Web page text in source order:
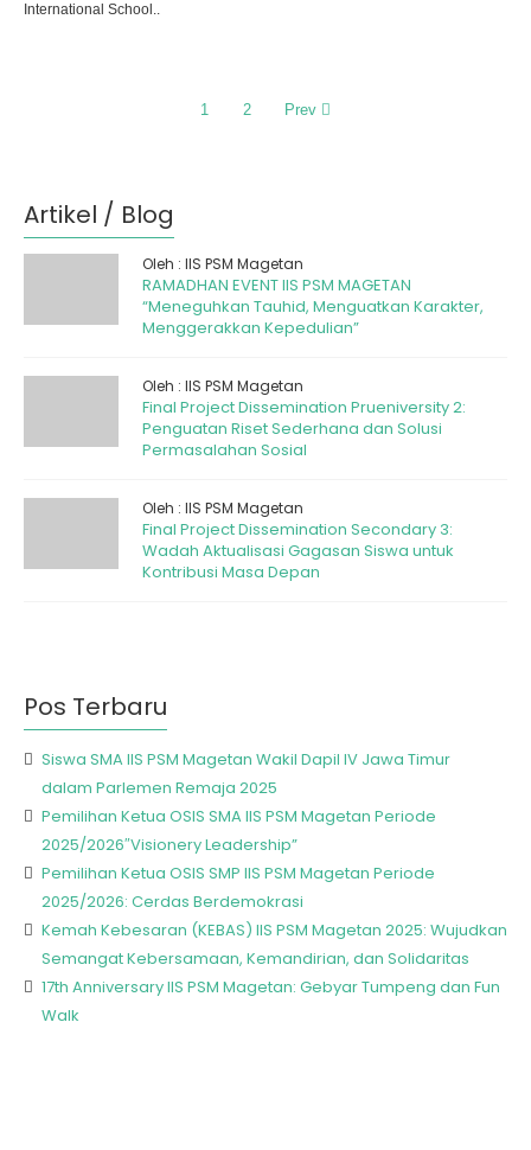
International School..
1 2 Prev
Artikel / Blog
Oleh : IIS PSM Magetan
RAMADHAN EVENT IIS PSM MAGETAN
“Meneguhkan Tauhid, Menguatkan Karakter,
Menggerakkan Kepedulian”
Oleh : IIS PSM Magetan
Final Project Dissemination Prueniversity 2:
Penguatan Riset Sederhana dan Solusi
Permasalahan Sosial
Oleh : IIS PSM Magetan
Final Project Dissemination Secondary 3:
Wadah Aktualisasi Gagasan Siswa untuk
Kontribusi Masa Depan
Pos Terbaru
Siswa SMA IIS PSM Magetan Wakil Dapil IV Jawa Timur
dalam Parlemen Remaja 2025
Pemilihan Ketua OSIS SMA IIS PSM Magetan Periode
2025/2026″Visionery Leadership”
Pemilihan Ketua OSIS SMP IIS PSM Magetan Periode
2025/2026: Cerdas Berdemokrasi
Kemah Kebesaran (KEBAS) IIS PSM Magetan 2025: Wujudkan
Semangat Kebersamaan, Kemandirian, dan Solidaritas
17th Anniversary IIS PSM Magetan: Gebyar Tumpeng dan Fun
Walk